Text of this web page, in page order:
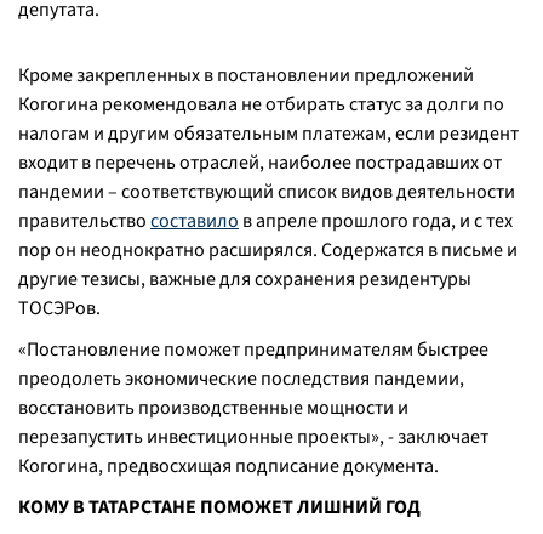
депутата.
Кроме закрепленных в постановлении предложений
Когогина рекомендовала не отбирать статус за долги по
налогам и другим обязательным платежам, если резидент
входит в перечень отраслей, наиболее пострадавших от
пандемии – соответствующий список видов деятельности
правительствосоставило в апреле прошлого года, и с тех
пор он неоднократно расширялся. Содержатся в письме и
другие тезисы, важные для сохранения резидентуры
ТОСЭРов.
«Постановление поможет предпринимателям быстрее
преодолеть экономические последствия пандемии,
восстановить производственные мощности и
перезапустить инвестиционные проекты», - заключает
Когогина, предвосхищая подписание документа.
КОМУ В ТАТАРСТАНЕ ПОМОЖЕТ ЛИШНИЙ ГОД